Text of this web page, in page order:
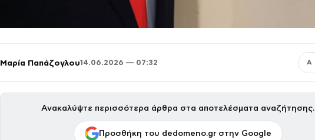
Μαρία Παπάζογλου14.06.2026 — 07:32 Α
Ανακαλύψτε περισσότερα άρθρα στα αποτελέσματα αναζήτησης.
Προσθήκη του dedomeno.gr στην Google